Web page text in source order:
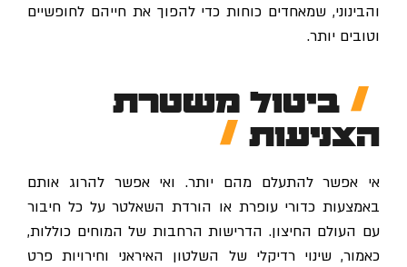
והבינוני, שמאחדים כוחות כדי להפוך את חייהם לחופשיים
וטובים יותר.
ביטול משטרת
הצניעות
אי אפשר להתעלם מהם יותר. ואי אפשר להרוג אותם
באמצעות כדורי עופרת או הורדת השאלטר על כל חיבור
עם העולם החיצון. הדרישות הרחבות של המוחים כוללות,
כאמור, שינוי רדיקלי של השלטון האיראני וחירויות פרט